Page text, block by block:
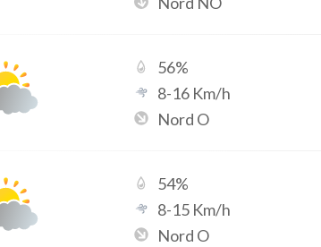
56%
8-16 Km/h
Nord O
54%
8-15 Km/h
Nord O